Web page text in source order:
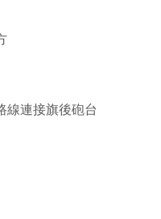
線連接旗後砲台